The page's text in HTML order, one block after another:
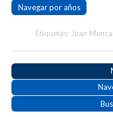
Navegar por años
Etiquetas: Juan